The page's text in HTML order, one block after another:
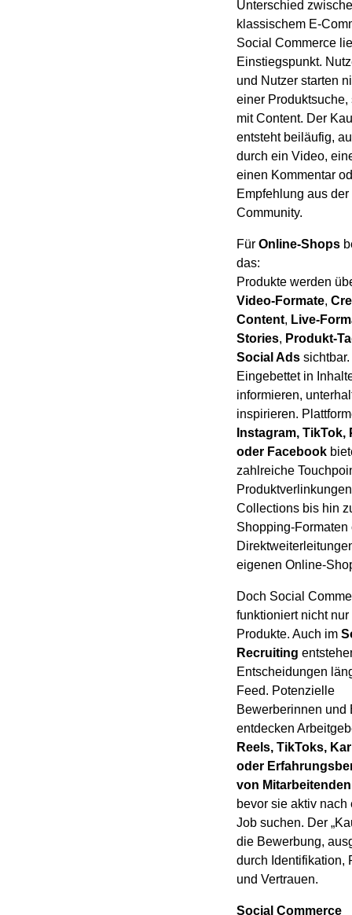
Unterschied
klassischem E-
Social Commerce
Einstiegspunkt.
und Nutzer starten
einer Produktsuche,
mit Content. Der
entsteht beiläufig,
durch ein Video,
einen Kommentar
Empfehlung aus der
Community.
Für Online-Shops
das:
Produkte werden
Video-Formate,
Content, Live-
Stories, Produkt-
Social Ads sichtbar.
Eingebettet in
informieren,
inspirieren.
Instagram, TikTok,
oder Facebook
zahlreiche
Collections bis hin
Shopping-Formaten
eigenen Online-
Doch Social
funktioniert nicht nur
Produkte. Auch im
Recruiting
Entscheidungen
Feed. Potenzielle
Bewerberinnen und
entdecken
Reels, TikToks,
oder
von Mitarbeitenden
bevor sie aktiv nach
Job suchen. Der
die Bewerbung,
durch Identifikation,
und Vertrauen.
Social Commerce